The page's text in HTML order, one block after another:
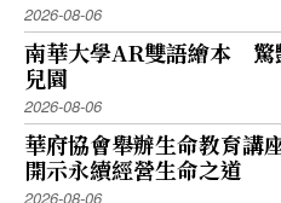
2026-08-06
南華大學AR雙語繪本 驚
兒園
2026-08-06
華府協會舉辦生命教育
開示永續經營生命之道
2026-08-06